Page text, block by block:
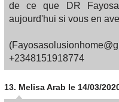
de ce que DR
aujourd'hui si vous en
+2348151918774
13. Melisa Arab le 14/03/